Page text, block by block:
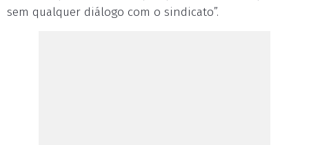
sem qualquer diálogo com o sindicato”.